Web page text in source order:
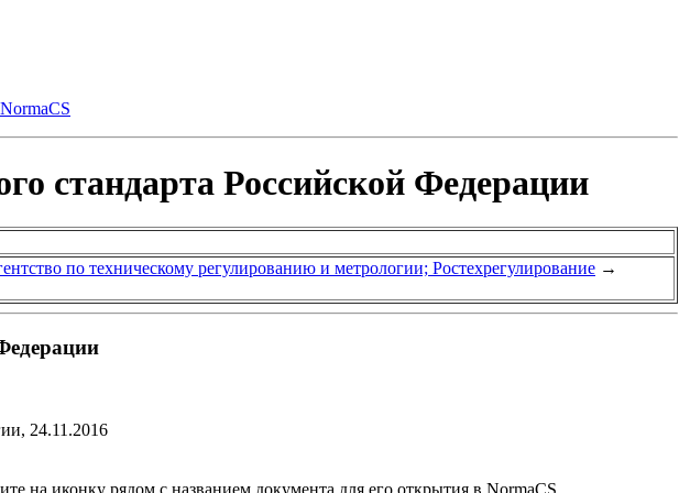
стандарта Российской Федерации
по техническому регулированию и метрологии; Ростехрегулирование →
24.11.2016
на иконку рядом с названием документа для его открытия в NormaCS